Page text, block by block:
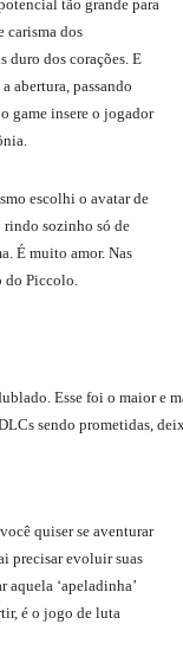
tão grande para
carisma dos
duro dos corações. E
abertura, passando
game insere o jogador
escolhi o avatar de
rindo sozinho só de
É muito amor. Nas
Piccolo.
Esse foi o maior e
sendo prometidas,
quiser se aventurar
precisar evoluir suas
aquela ‘apeladinha’
é o jogo de luta